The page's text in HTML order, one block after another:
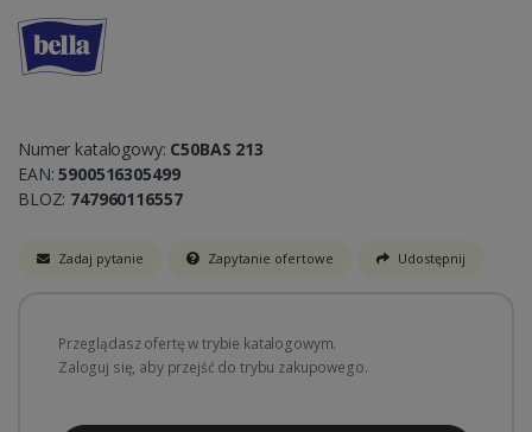
Numer katalogowy: C50BAS 213
EAN:5900516305499
BLOZ: 747960116557
Zadaj pytanie Zapytanie ofertowe Udostępnij
Przeglądasz ofertę w trybie katalogowym.
Zaloguj się, aby przejść do trybu zakupowego.